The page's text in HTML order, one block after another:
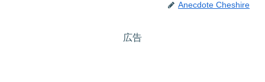
Anecdote Cheshire
広告